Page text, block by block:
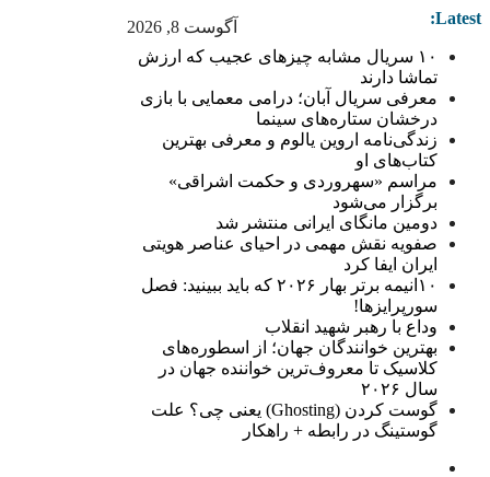
آگوست 8, 2026 Latest:
۱۰ سریال مشابه چیزهای عجیب که ارزش
تماشا دارند
معرفی سریال آبان؛ درامی معمایی با بازی
درخشان ستاره‌های سینما
زندگی‌نامه اروین یالوم و معرفی بهترین
کتاب‌های او
مراسم «سهروردی و حکمت اشراقی»
برگزار می‌شود
دومین مانگای ایرانی منتشر شد
صفویه نقش مهمی در احیای عناصر هویتی
ایران ایفا کرد
۱۰انیمه برتر بهار ۲۰۲۶ که باید ببینید: فصل
سورپرایزها!
وداع با رهبر شهید انقلاب
بهترین خوانندگان جهان؛ از اسطوره‌های
کلاسیک تا معروف‌ترین خواننده جهان در
سال ۲۰۲۶
گوست کردن (Ghosting) یعنی چی؟ علت
گوستینگ در رابطه + راهکار